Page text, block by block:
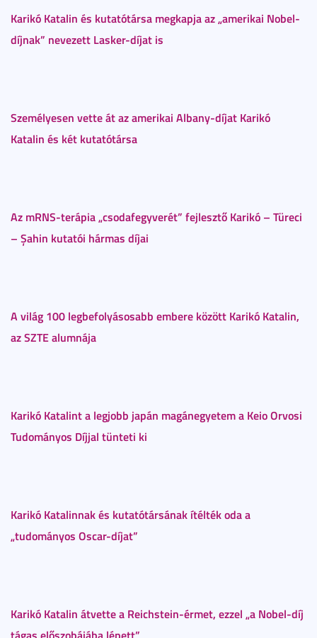
Karikó Katalin és kutatótársa megkapja az „amerikai Nobel-
díjnak” nevezett Lasker-díjat is
Személyesen vette át az amerikai Albany-díjat Karikó
Katalin és két kutatótársa
Az mRNS-terápia „csodafegyverét” fejlesztő Karikó – Türeci
– Şahin kutatói hármas díjai
A világ 100 legbefolyásosabb embere között Karikó Katalin,
az SZTE alumnája
Karikó Katalint a legjobb japán magánegyetem a Keio Orvosi
Tudományos Díjjal tünteti ki
Karikó Katalinnak és kutatótársának ítélték oda a
„tudományos Oscar-díjat”
Karikó Katalin átvette a Reichstein-érmet, ezzel „a Nobel-díj